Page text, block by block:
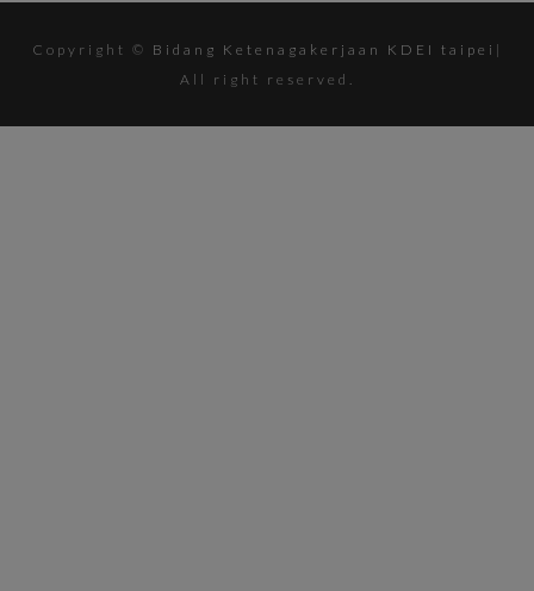
Copyright © Bidang Ketenagakerjaan KDEI taipei |
All right reserved.